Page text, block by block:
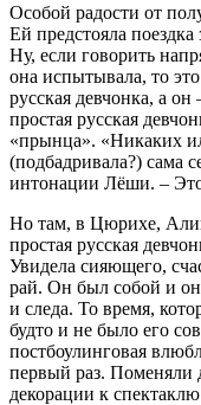
Особой радости от
Ей предстояла
Ну, если говорить
она испытывала, то
русская девчонка, а
простая русская
«прынца». «Никаких
(подбадривала?) сама
интонации Лёши. –
Но там, в Цюрихе,
простая русская
Увидела сияющего,
рай. Он был собой и
и следа. То время,
будто и не было его
постбоулинговая
первый раз. Поменяли
декорации к